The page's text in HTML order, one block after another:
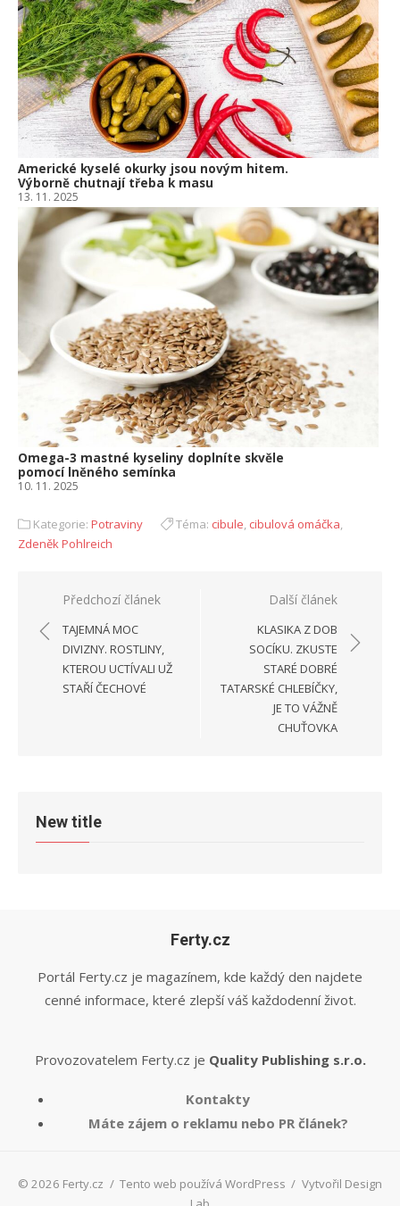
Americké kyselé okurky jsou novým hitem.
Výborně chutnají třeba k masu
13. 11. 2025
Omega-3 mastné kyseliny doplníte skvěle
pomocí lněného semínka
10. 11. 2025
Kategorie: Potraviny Téma: cibule, cibulová omáčka,
Zdeněk Pohlreich
Navigace
pro
příspěvek
Předchozí článek
TAJEMNÁ MOC
DIVIZNY. ROSTLINY,
KTEROU UCTÍVALI UŽ
STAŘÍ ČECHOVÉ
Další článek
KLASIKA Z DOB
SOCÍKU. ZKUSTE
STARÉ DOBRÉ
TATARSKÉ CHLEBÍČKY,
JE TO VÁŽNĚ
CHUŤOVKA
New title
Ferty.cz
Portál Ferty.cz je magazínem, kde každý den najdete
cenné informace, které zlepší váš každodenní život.
Provozovatelem Ferty.cz je Quality Publishing s.r.o.
Kontakty
Máte zájem o reklamu nebo PR článek?
© 2026 Ferty.cz / Tento web používá WordPress / Vytvořil Design